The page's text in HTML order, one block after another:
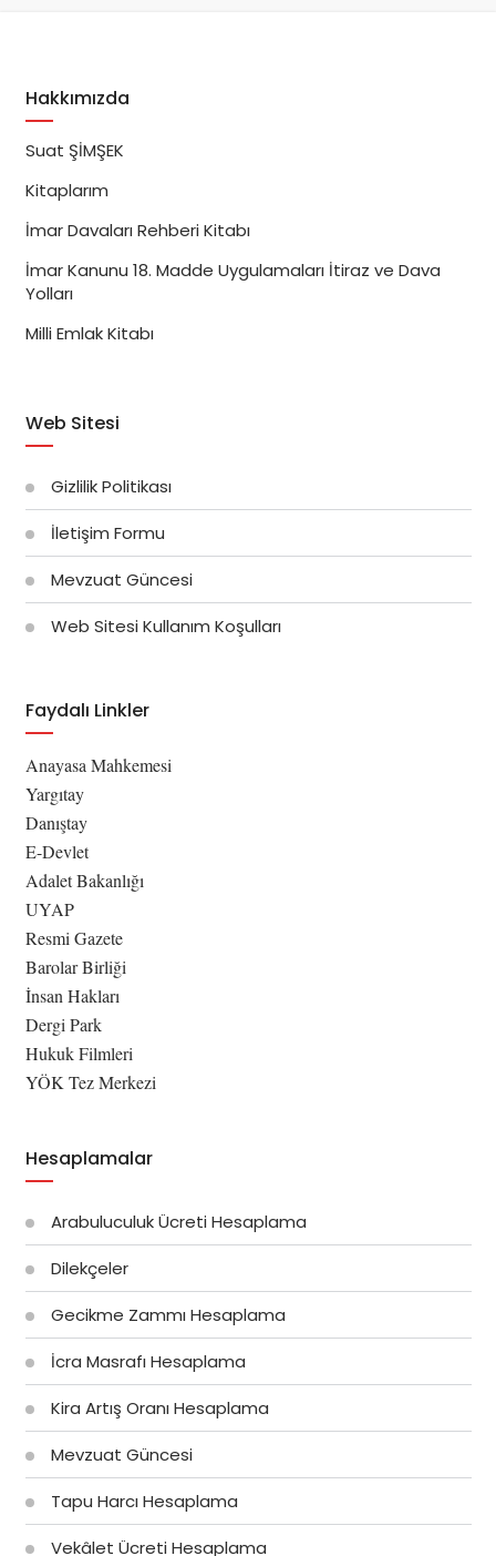
Hakkımızda
Suat ŞİMŞEK
Kitaplarım
İmar Davaları Rehberi Kitabı
İmar Kanunu 18. Madde Uygulamaları İtiraz ve Dava
Yolları
Milli Emlak Kitabı
Web Sitesi
Gizlilik Politikası
İletişim Formu
Mevzuat Güncesi
Web Sitesi Kullanım Koşulları
Faydalı Linkler
Anayasa Mahkemesi
Yargıtay
Danıştay
E-Devlet
Adalet Bakanlığı
UYAP
Resmi Gazete
Barolar Birliği
İnsan Hakları
Dergi Park
Hukuk Filmleri
YÖK Tez Merkezi
Hesaplamalar
Arabuluculuk Ücreti Hesaplama
Dilekçeler
Gecikme Zammı Hesaplama
İcra Masrafı Hesaplama
Kira Artış Oranı Hesaplama
Mevzuat Güncesi
Tapu Harcı Hesaplama
Vekâlet Ücreti Hesaplama